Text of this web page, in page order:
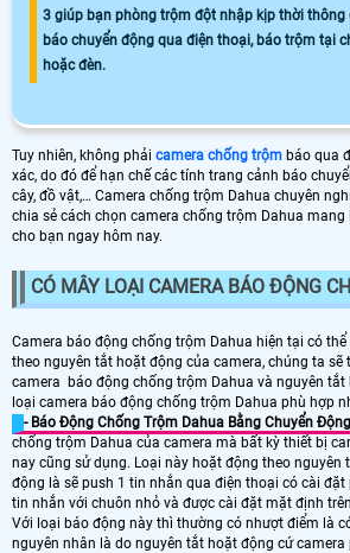
3 giúp bạn phòng trộm đột nhập kịp thời thông
báo chuyển động qua điện thoại, báo trộm tại
hoặc đèn.
Tuy nhiên, không phải camera chống trộm báo qua
xác, do đó để hạn chế các tính trang cảnh báo
cây, đồ vật,… Camera chống trộm Dahua chuyên
chia sẻ cách chọn camera chống trộm Dahua
cho bạn ngay hôm nay.
CÓ MÂY LOẠI CAMERA BÁO ĐỘNG
Camera báo động chống trộm Dahua hiện tại có
theo nguyên tắt hoặt động của camera, chúng ta
camera báo động chống trộm Dahua và nguyên tắt
loại camera báo động chống trộm Dahua phù hợp
- Báo Động Chống Trộm Dahua Bằng Chuyển
chống trộm Dahua của camera mà bất kỳ thiết bị
nay cũng sử dụng. Loại này hoặt động theo nguyên
động là sẽ push 1 tin nhắn qua điện thoại có cài đặt
tin nhắn với chuôn nhỏ và được cài đặt mặt định
Với loại báo động này thì thường có nhượt điểm là
nguyên nhân là do nguyên tắt hoặt động cứ